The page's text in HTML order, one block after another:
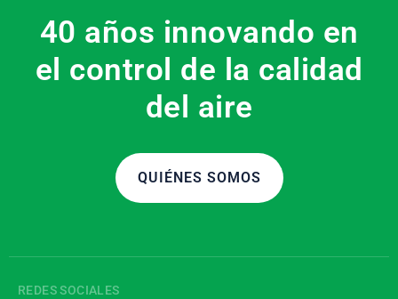
40 años innovando en
el control de la calidad
del aire
QUIÉNES SOMOS
REDES SOCIALES